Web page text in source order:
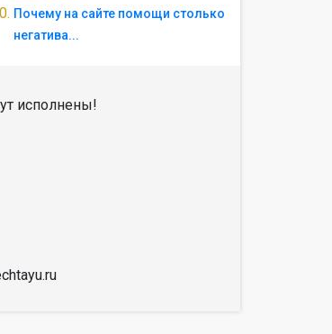
Почему на сайте помощи столько
негатива...
исполнены!